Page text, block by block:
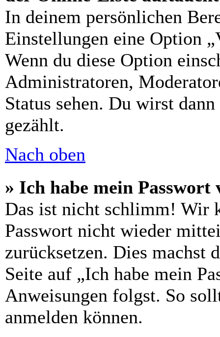
In deinem persönlichen
Einstellungen eine Option
Wenn du diese Option
Administratoren,
Status sehen. Du wirst
gezählt.
Nach oben
» Ich habe mein Passwort
Das ist nicht schlimm! Wir
Passwort nicht wieder
zurücksetzen. Dies machst
Seite auf „Ich habe mein
Anweisungen folgst. So
anmelden können.